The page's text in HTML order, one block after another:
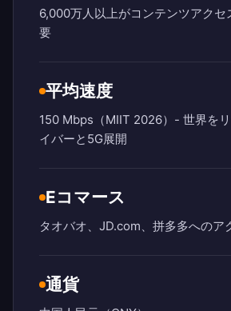
6,000万人以上がコンテンツアクセ
要
平均速度
150 Mbps（MIIT 2026）- 世界を
イバーと5G展開
Eコマース
タオバオ、JD.com、拼多多へのア
通貨